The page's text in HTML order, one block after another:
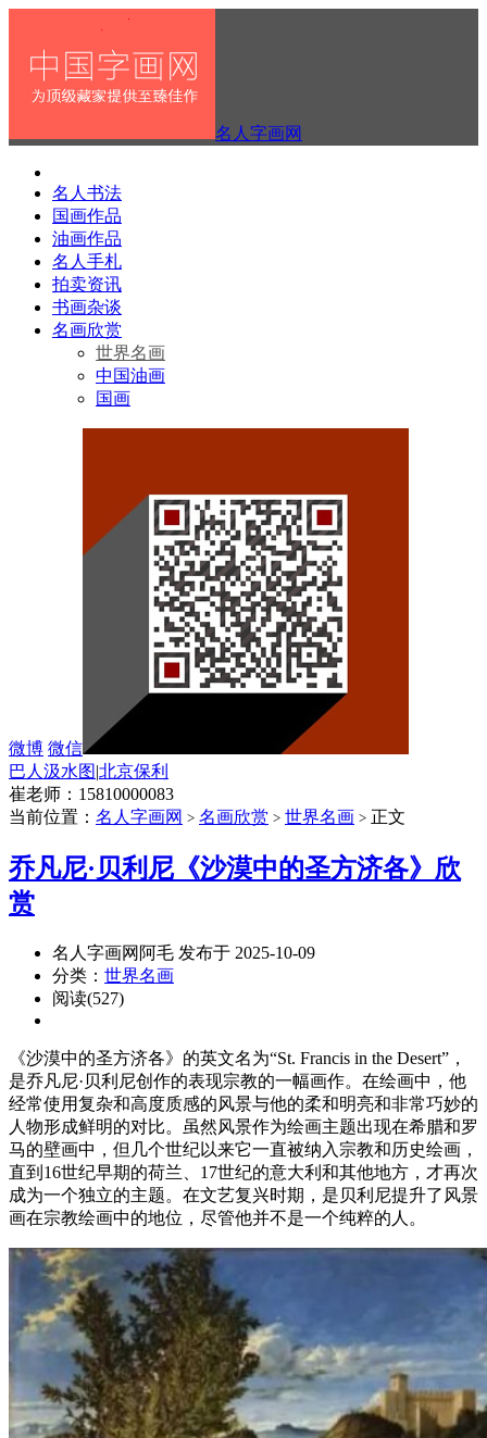
名人字画网
名人书法
国画作品
油画作品
名人手札
拍卖资讯
书画杂谈
名画欣赏
世界名画
中国油画
国画
微博 微信
巴人汲水图|北京保利
崔老师：15810000083
当前位置： 名人字画网 > 名画欣赏 > 世界名画 > 正文
乔凡尼·贝利尼《沙漠中的圣方济各》欣
赏
名人字画网阿毛 发布于 2025-10-09
分类： 世界名画
阅读(527)
《沙漠中的圣方济各》的英文名为“St. Francis in the Desert”，
是乔凡尼·贝利尼创作的表现宗教的一幅画作。在绘画中，他
经常使用复杂和高度质感的风景与他的柔和明亮和非常巧妙的
人物形成鲜明的对比。虽然风景作为绘画主题出现在希腊和罗
马的壁画中，但几个世纪以来它一直被纳入宗教和历史绘画，
直到16世纪早期的荷兰、17世纪的意大利和其他地方，才再次
成为一个独立的主题。在文艺复兴时期，是贝利尼提升了风景
画在宗教绘画中的地位，尽管他并不是一个纯粹的人。